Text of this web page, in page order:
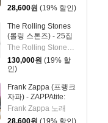
28,600원 (19% 할인)
The Rolling Stones
(롤링 스톤즈) - 25집
Foreign Tongues [클
리어 컬러 2LP]
The Rolling Stones 밴드
130,000원 (19% 할
인)
Frank Zappa (프랭크
자파) - ZAPPAtite:
Frank Zappas
Tastiest Tracks
Frank Zappa 노래
28,600원 (19% 할인)